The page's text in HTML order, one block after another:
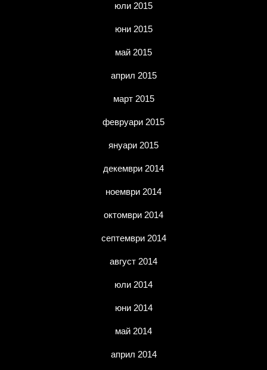
юли 2015
юни 2015
май 2015
април 2015
март 2015
февруари 2015
януари 2015
декември 2014
ноември 2014
октомври 2014
септември 2014
август 2014
юли 2014
юни 2014
май 2014
април 2014